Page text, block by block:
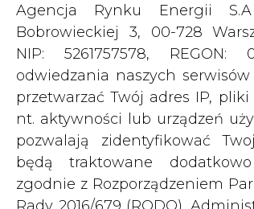
Agencja Rynku Energii
Bobrowieckiej 3, 00-728
NIP: 5261757578, REGON:
odwiedzania naszych
przetwarzać Twój adres IP,
nt. aktywności lub urządzeń
pozwalają zidentyfikować
będą traktowane
zgodnie z Rozporządzeniem